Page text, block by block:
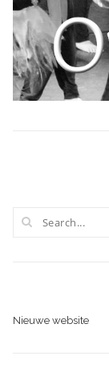
Nieuwe website